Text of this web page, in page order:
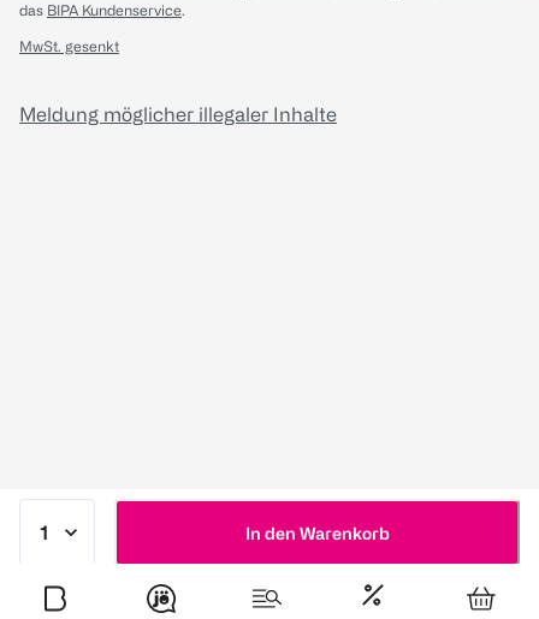
In den Warenkorb
das BIPA Kundenservice.
MwSt. gesenkt
Meldung möglicher illegaler Inhalte